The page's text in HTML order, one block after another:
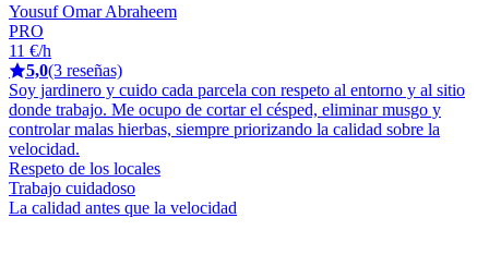
Yousuf Omar Abraheem
PRO
11 €/h
5,0(3 reseñas)
Soy jardinero y cuido cada parcela con respeto al entorno y al sitio
donde trabajo. Me ocupo de cortar el césped, eliminar musgo y
controlar malas hierbas, siempre priorizando la calidad sobre la
velocidad.
Respeto de los locales
Trabajo cuidadoso
La calidad antes que la velocidad